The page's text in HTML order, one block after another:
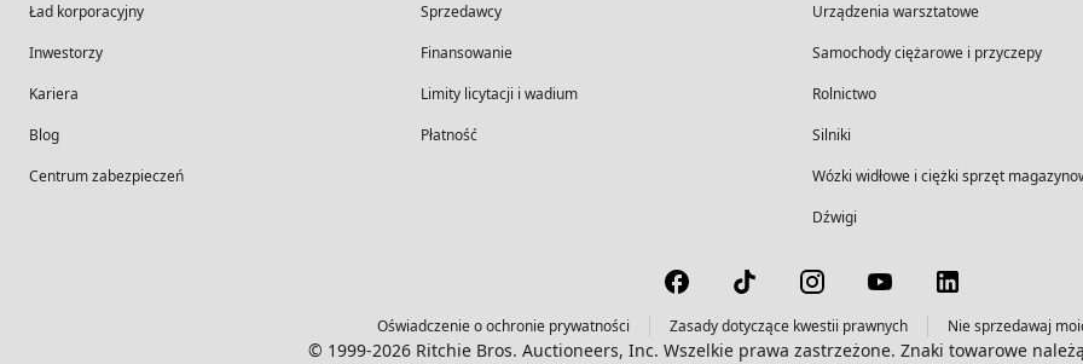
Ład korporacyjny
Inwestorzy
Kariera
Blog
Centrum zabezpieczeń
Sprzedawcy
Finansowanie
Limity licytacji i wadium
Płatność
Urządzenia warsztatowe
Samochody ciężarowe i przyczepy
Rolnictwo
Silniki
Wózki widłowe i ciężki sprzęt
Dźwigi
Oświadczenie o ochronie prywatności Zasady dotyczące kwestii prawnych Nie sprzedawaj
© 1999-2026 Ritchie Bros. Auctioneers, Inc. Wszelkie prawa zastrzeżone. Znaki towarowe